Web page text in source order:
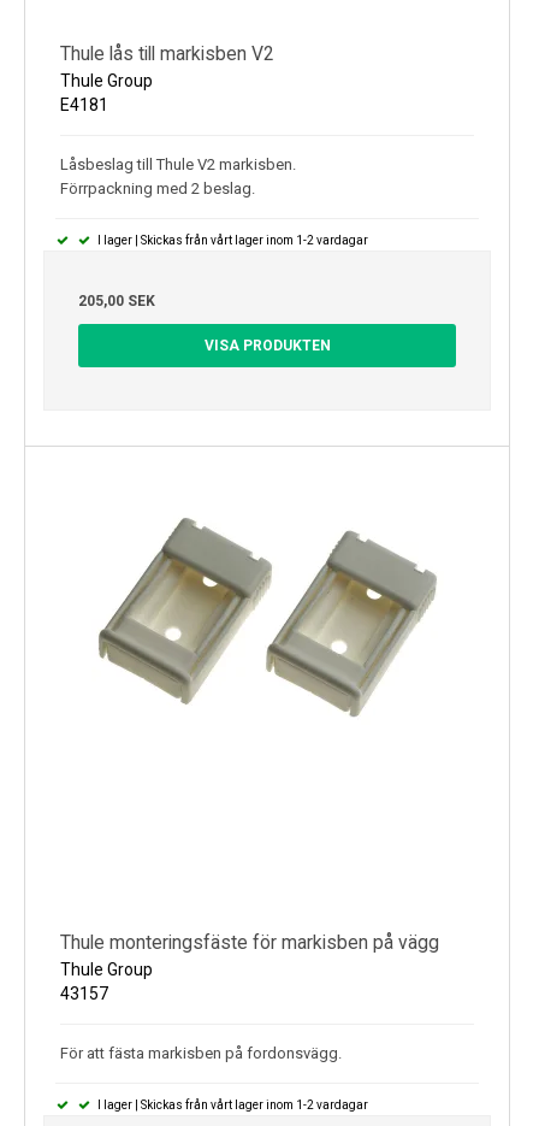
Thule lås till markisben V2
Thule Group
E4181
Låsbeslag till Thule V2 markisben.
Förrpackning med 2 beslag.
I lager | Skickas från vårt lager inom 1-2 vardagar
205,00 SEK
VISA PRODUKTEN
Thule monteringsfäste för markisben på vägg
Thule Group
43157
För att fästa markisben på fordonsvägg.
I lager | Skickas från vårt lager inom 1-2 vardagar